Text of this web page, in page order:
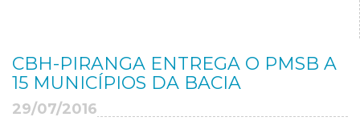
CBH-PIRANGA ENTREGA O PMSB A
15 MUNICÍPIOS DA BACIA
29/07/2016